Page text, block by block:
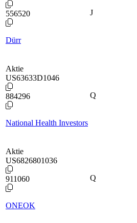
556520
Dürr
J
Aktie
US63633D1046
884296
National Health Investors
Q
Aktie
US6826801036
911060
ONEOK
Q